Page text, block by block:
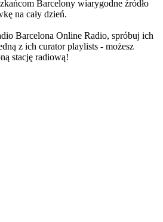
Barcelony wiarygodne źródło
na cały dzień.
Barcelona Online Radio, spróbuj ich
z ich curator playlists - możesz
stację radiową!